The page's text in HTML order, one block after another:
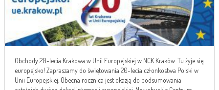
Obchody 20-lecia Krakowa w Unii Europejskiej w NCK Kraków. Tu żyje się
europejsko! Zapraszamy do świętowania 20-lecia członkostwa Polski w
Unii Europejskiej. Obecna rocznica jest okazją do podsumowania